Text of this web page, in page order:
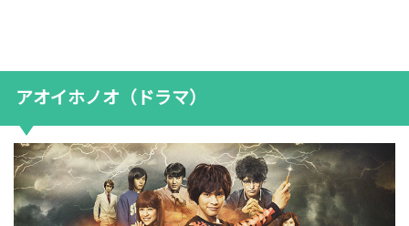
アオイホノオ（ドラマ）